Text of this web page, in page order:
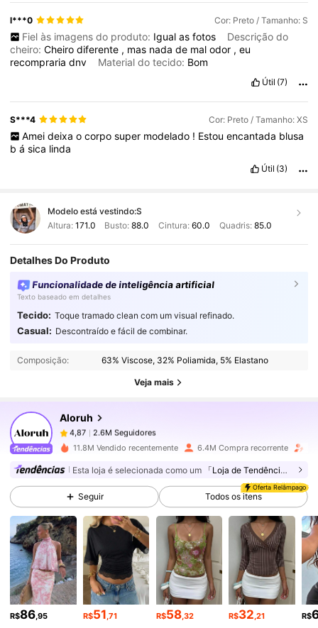
l***0 Cor: Preto / Tamanho: S
Fiel às imagens do produto: Igual as fotos
Descrição do
cheiro:Cheirodiferente , mas nadade malodor ,eu
recomprariadnv Material do tecido: Bom
Útil (7)
S***4 Cor: Preto / Tamanho: XS
Amei deixa o corpo super modelado ! Estou encantada blusa
básica linda
Útil (3)
Modelo está vestindo:S
Altura: 171.0 Busto:88.0 Cintura: 60.0 Quadris: 85.0
Detalhes Do Produto
Funcionalidade de inteligência artificial
Texto baseado em detalhes
Tecido: Toque tramado clean com um visual refinado.
Casual: Descontraído e fácil de combinar.
Composição: 63% Viscose, 32% Poliamida, 5% Elastano
Veja mais
Aloruh
2.6M Seguidores
2.6M Seguidores
4,87
2.6M Seguidores
r***apago23 horas atrás
4,87 2.6M Seguidores
4,87 2.6M Seguidores
2.6M Seguidores
11.8M Vendido recentemente 6.4M Compra recorrente
Esta loja é selecionada como um 「Loja de Tendências」
Seguir
Oferta Relâmpago
Todos os itens
R$86,95 R$51,71 R$58,32 R$32,21 R$